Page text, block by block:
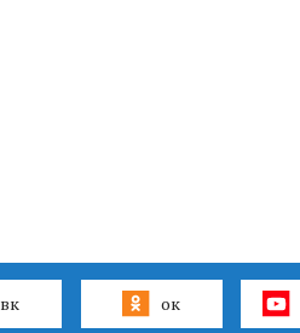
вк ок